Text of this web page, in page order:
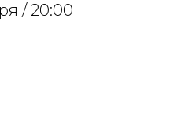
/ 20:00